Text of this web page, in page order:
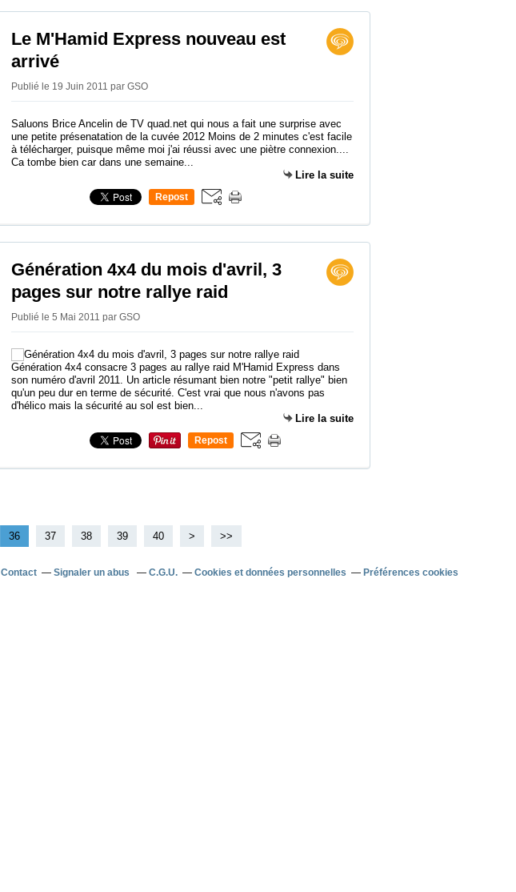
Le M'Hamid Express nouveau est
arrivé
Publié le 19 Juin 2011 par GSO
Saluons Brice Ancelin de TV quad.net qui nous a fait une surprise avec
une petite présenatation de la cuvée 2012 Moins de 2 minutes c'est facile
à télécharger, puisque même moi j'ai réussi avec une piètre connexion....
Ca tombe bien car dans une semaine...
Lire la suite
Repost
Génération 4x4 du mois d'avril, 3
pages sur notre rallye raid
Publié le 5 Mai 2011 par GSO
Génération 4x4 consacre 3 pages au rallye raid M'Hamid Express dans
son numéro d'avril 2011. Un article résumant bien notre "petit rallye" bien
qu'un peu dur en terme de sécurité. C'est vrai que nous n'avons pas
d'hélico mais la sécurité au sol est bien...
Lire la suite
Repost
36 37 38 39 40 > >>
Contact Signaler un abus C.G.U. Cookies et données personnelles Préférences cookies